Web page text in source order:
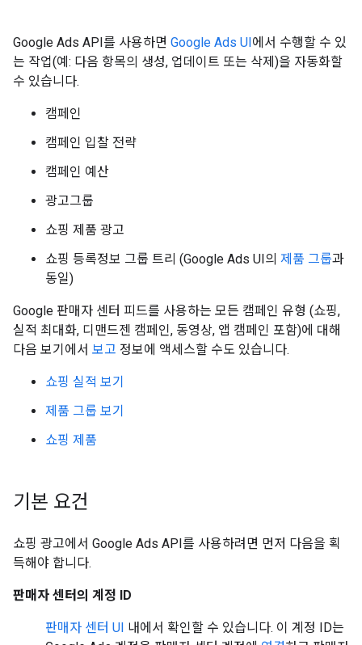
Google Ads API를 사용하면 Google Ads UI에서 수행할 수 있
는 작업(예: 다음 항목의 생성, 업데이트 또는 삭제)을 자동화할
수 있습니다.
캠페인
캠페인 입찰 전략
캠페인 예산
광고그룹
쇼핑 제품 광고
쇼핑 등록정보 그룹 트리 (Google Ads UI의 제품 그룹과
동일)
Google 판매자 센터 피드를 사용하는 모든 캠페인 유형 (쇼핑,
실적 최대화, 디맨드젠 캠페인, 동영상, 앱 캠페인 포함)에 대해
다음 보기에서 보고 정보에 액세스할 수도 있습니다.
쇼핑 실적 보기
제품 그룹 보기
쇼핑 제품
기본 요건
쇼핑 광고에서 Google Ads API를 사용하려면 먼저 다음을 획
득해야 합니다.
판매자 센터의 계정 ID
판매자 센터 UI 내에서 확인할 수 있습니다. 이 계정 ID는